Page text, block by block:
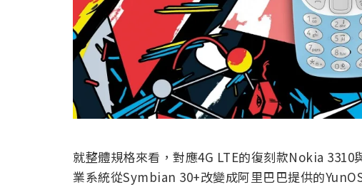
就整體規格來看，對應4G LTE的復刻款Nokia 3310
業系統從Symbian 30+改變成阿里巴巴提供的